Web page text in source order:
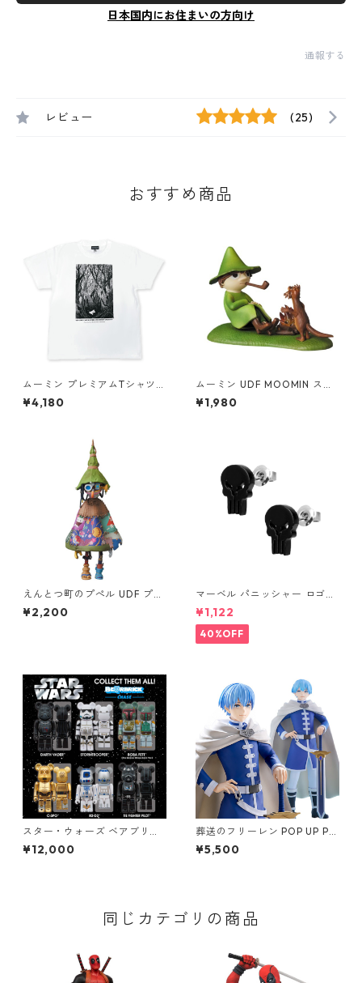
日本国内にお住まいの方向け
通報する
レビュー (25)
おすすめ商品
ムーミン プレミアムTシャツ
彗星 ホワイト ムーミントロー
ル 80th 小説TEE MOOMIN グ
¥4,180
ムーミン UDF MOOMIN スナ
フキンとティーティーウー フ
ィギュア
¥1,980
えんとつ町のプぺル UDF プペ
ル（第2形態） フィギュア
¥2,200
マーベル パニッシャー ロゴス
タッドピアス ブラック MARV
EL
¥1,122
40%OFF
スター・ウォーズ ベアブリッ
ク BE@RBRICK CHASE STAR
WARS CELEBRATION フィギ
¥12,000
葬送のフリーレン POP UP PA
RADE ヒンメル フィギュア ポ
ッパレ
¥5,500
同じカテゴリの商品